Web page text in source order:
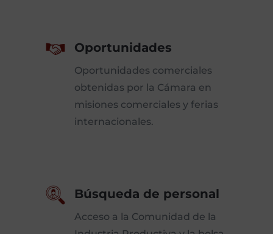
Oportunidades
Oportunidades comerciales
obtenidas por la Cámara en
misiones comerciales y ferias
internacionales.
Búsqueda de personal
Acceso a la Comunidad de la